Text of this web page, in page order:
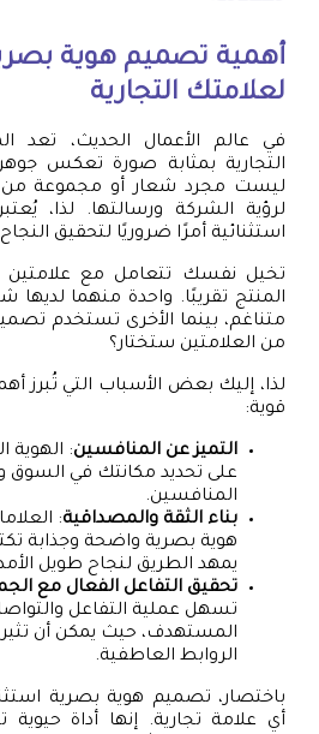
أهمية تصميم هوية
لعلامتك التجارية
في عالم الأعمال الحديث، تعد
التجارية بمثابة صورة تعكس جوهر
ليست مجرد شعار أو مجموعة من
لرؤية الشركة ورسالتها. لذا،
استثنائية أمرًا ضروريًا لتحقيق
تخيل نفسك تتعامل مع علامتين
المنتج تقريبًا. واحدة منهما لديها
متناغم، بينما الأخرى تستخدم
من العلامتين ستختار؟
لذا، إليك بعض الأسباب التي تُبرز
قوية:
التميز عن المنافسين: الهوية
على تحديد مكانتك في السوق
المنافسين.
بناء الثقة والمصداقية:
هوية بصرية واضحة وجذابة
يمهد الطريق لنجاح طويل
تحقيق التفاعل الفعال مع
تسهل عملية التفاعل
المستهدف، حيث يمكن أن
الروابط العاطفية.
باختصار، تصميم هوية بصرية
أي علامة تجارية. إنها أداة